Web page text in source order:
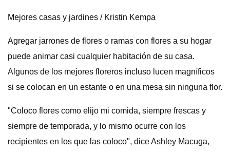
Mejores casas y jardines / Kristin Kempa
Agregar jarrones de flores o ramas con flores a su hogar
puede animar casi cualquier habitación de su casa.
Algunos de los mejores floreros incluso lucen magníficos
si se colocan en un estante o en una mesa sin ninguna flor.
"Coloco flores como elijo mi comida, siempre frescas y
siempre de temporada, y lo mismo ocurre con los
recipientes en los que las coloco", dice Ashley Macuga,